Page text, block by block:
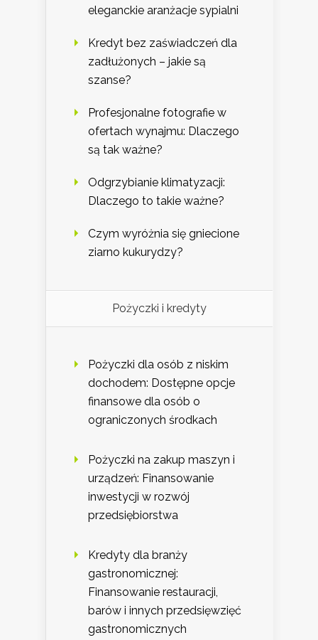
eleganckie aranżacje sypialni
Kredyt bez zaświadczeń dla
zadłużonych – jakie są
szanse?
Profesjonalne fotografie w
ofertach wynajmu: Dlaczego
są tak ważne?
Odgrzybianie klimatyzacji:
Dlaczego to takie ważne?
Czym wyróżnia się gniecione
ziarno kukurydzy?
Pożyczki i kredyty
Pożyczki dla osób z niskim
dochodem: Dostępne opcje
finansowe dla osób o
ograniczonych środkach
Pożyczki na zakup maszyn i
urządzeń: Finansowanie
inwestycji w rozwój
przedsiębiorstwa
Kredyty dla branży
gastronomicznej:
Finansowanie restauracji,
barów i innych przedsięwzięć
gastronomicznych